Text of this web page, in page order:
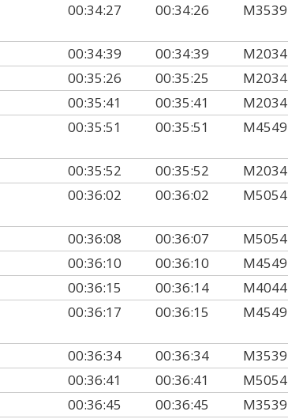
00:34:27 00:34:26 M3539
00:34:39 00:34:39 M2034
00:35:26 00:35:25 M2034
00:35:41 00:35:41 M2034
00:35:51 00:35:51 M4549
00:35:52 00:35:52 M2034
00:36:02 00:36:02 M5054
00:36:08 00:36:07 M5054
00:36:10 00:36:10 M4549
00:36:15 00:36:14 M4044
00:36:17 00:36:15 M4549
00:36:34 00:36:34 M3539
00:36:41 00:36:41 M5054
00:36:45 00:36:45 M3539